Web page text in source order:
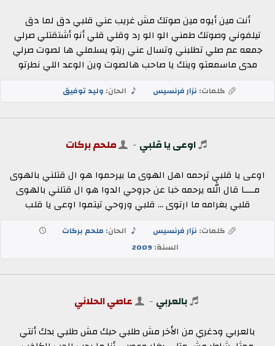
أنت مين أيوه مين صوتك مش غريب عني قلبي دق لما دق
تيلفوني وصوتك طمني الو الو رد وقلي قلي أنو أشتقتلي صرلي
جمعه عم صلي تطلبني وتسال عني ريتو يسلملي ها لصوت صرلي
مدى ماسمعتو وينك يا صاحب هالصوت وين الوعد اللي نطرتو
كلمات: نزار فرنسيس الحان: وليد توفيق
اوعى يا قلبي - ملحم بركات
اوعى يا قلبي ترحمه اهل الهوى ما بيرحموا هو ال قتلني بالهوى
مــــا قال الله يرحمه خبا عن جروحي الدوا هو ال قتلني بالهوى
قلبي بغرامه ما ارتوى ... قلبي وروحي تيتموا اوعى يا قلب
كلمات: نزار فرنسيس الحان: ملحم بركات
السنة:2009
بالعربي - عاصي الحلاني
بالعربي ودغري من الأخر مش طلبي حبك مش طلبي بدك أنتي